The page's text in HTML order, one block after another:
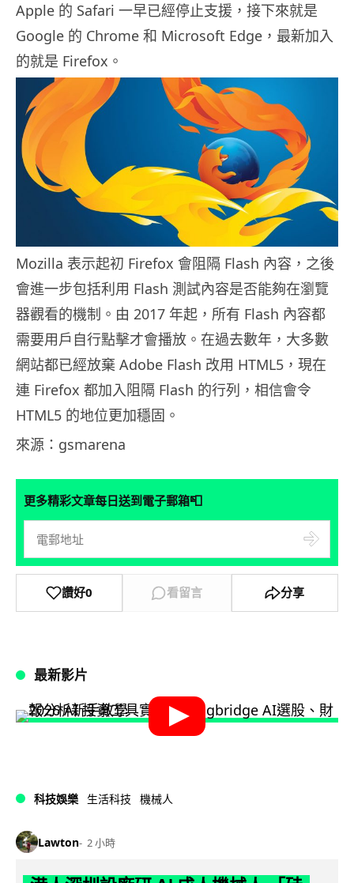
Apple 的 Safari 一早已經停止支援，接下來就是
Google 的 Chrome 和 Microsoft Edge，最新加入
的就是 Firefox。
Mozilla 表示起初 Firefox 會阻隔 Flash 內容，之後
會進一步包括利用 Flash 測試內容是否能夠在瀏覽
器觀看的機制。由 2017 年起，所有 Flash 內容都
需要用戶自行點擊才會播放。在過去數年，大多數
網站都已經放棄 Adobe Flash 改用 HTML5，現在
連 Firefox 都加入阻隔 Flash 的行列，相信會令
HTML5 的地位更加穩固。
來源：gsmarena
更多精彩文章每日送到電子郵箱📮
讚好0 看留言 分享
最新影片
科技娛樂 生活科技 機械人
Lawton 2 小時